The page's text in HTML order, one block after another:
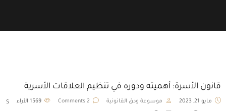
قانون الأسرة: أهميته ودوره في تنظيم العلاقات الأسرية
مايو 21, 2023 موسوعة ودق القانونية 2 Comments الآراء
S